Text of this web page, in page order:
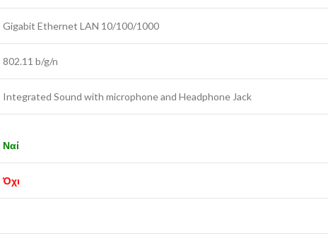
Gigabit Ethernet LAN 10/100/1000
802.11 b/g/n
Integrated Sound with microphone and Headphone Jack
Ναί
Όχι